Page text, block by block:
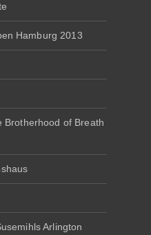
Hamburg 2013
Brotherhood of Breath
Arlington